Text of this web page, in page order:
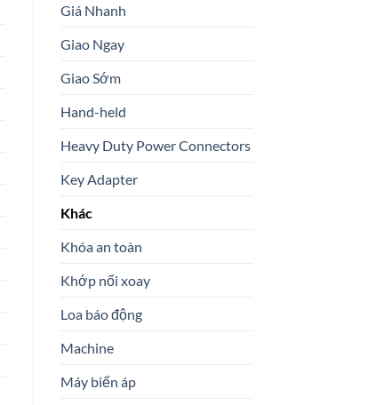
Giá Nhanh
Giao Ngay
Giao Sớm
Hand-held
Heavy Duty Power Connectors
Key Adapter
Khác
Khóa an toàn
Khớp nối xoay
Loa báo động
Machine
Máy biến áp